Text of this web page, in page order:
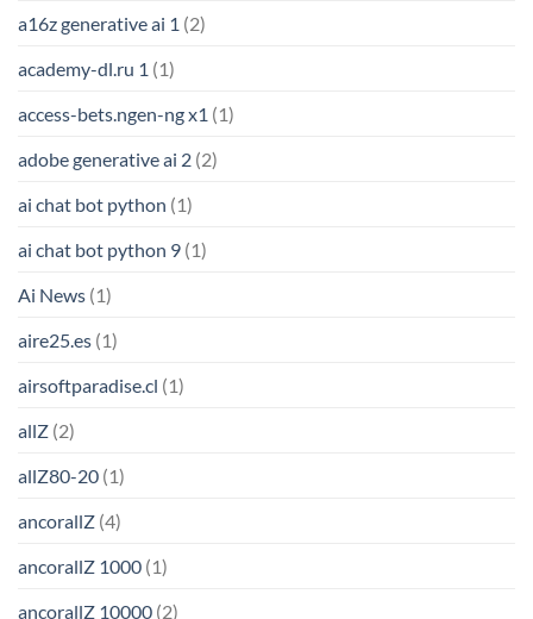
a16z generative ai 1 (2)
academy-dl.ru 1 (1)
access-bets.ngen-ng x1 (1)
adobe generative ai 2 (2)
ai chat bot python (1)
ai chat bot python 9 (1)
Ai News (1)
aire25.es (1)
airsoftparadise.cl (1)
allZ (2)
allZ80-20 (1)
ancorallZ (4)
ancorallZ 1000 (1)
ancorallZ 10000 (2)